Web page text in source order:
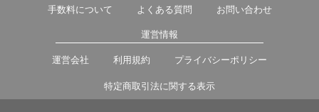
手数料について よくある質問 お問い合わせ
運営情報
運営会社 利用規約 プライバシーポリシー
特定商取引法に関する表示